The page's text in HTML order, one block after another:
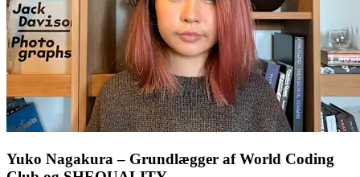
Yuko Nagakura – Grundlægger af World Coding